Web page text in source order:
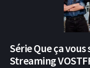
Série Que ça
Streaming